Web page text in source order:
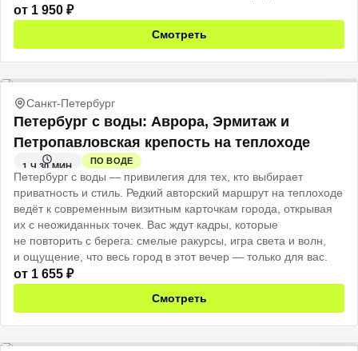
от 1 950 ₽
Смотреть
Санкт-Петербург
Петербург с воды: Аврора, Эрмитаж и
Петропавловская крепость на теплоходе
1 Ч 30 МИН
ПО ВОДЕ
Петербург с воды — привилегия для тех, кто выбирает
приватность и стиль. Редкий авторский маршрут на теплоходе
ведёт к современным визитным карточкам города, открывая
их с неожиданных точек. Вас ждут кадры, которые
не повторить с берега: смелые ракурсы, игра света и волн,
и ощущение, что весь город в этот вечер — только для вас.
от 1 655 ₽
Смотреть